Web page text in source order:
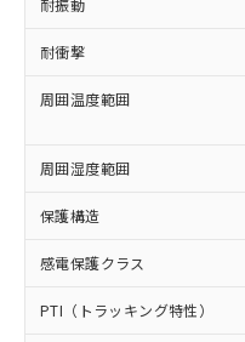
耐振動
耐衝撃
周囲温度範囲
周囲湿度範囲
保護構造
感電保護クラス
PTI（トラッキング特性）
正式な納期
様のお取引
ムロン制御
オムロン制
販売
在庫状況お
事前の承諾
示しないよ
マイパーツ
ビス）をご
メンバーズ
但し、RoHS指令で産
適用除外項目は除く。
フタル酸エステル類の
図的な使用がないこと
部品在庫の切り替
月が前後すること
DBP(フタル酸ジブチ
イソブチル) :
DEHP(フタル酸ビス
準値以下であるこ
「10」：通常の使
質が外部に漏えい
及ぼさない年数を
「－」：未確認
全に破砕す
いよう必要
当社は貴社
ル、化学兵
武器並びに
当社は、貴
場合は、上
該第三者に
販売先およ
法に輸出す
り引きをい
一定数
－
在庫な
いては
たはお
機器販
空
受注生
情報を